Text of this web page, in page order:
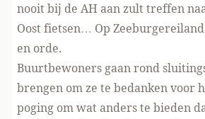
nooit bij de AH aan zult treffen
Oost fietsen… Op
en orde.
Buurtbewoners gaan rond
brengen om ze te bedanken voor
poging om wat anders te bieden